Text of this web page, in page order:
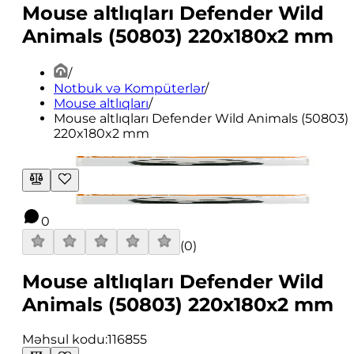
Mouse altlıqları Defender Wild
Animals (50803) 220x180x2 mm
/
Notbuk və Kompüterlər/
Mouse altlıqları/
Mouse altlıqları Defender Wild Animals (50803)
220x180x2 mm
0
(0)
Mouse altlıqları Defender Wild
Animals (50803) 220x180x2 mm
Məhsul kodu:116855